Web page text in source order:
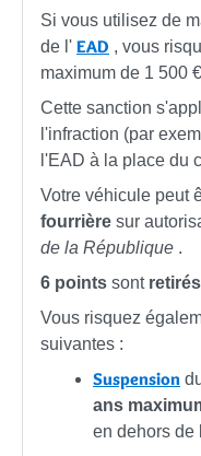
Si vous utilisez de
de l' EAD , vous
maximum de 1 500 €
Cette sanction
l'infraction (par
l'EAD à la place du
Votre véhicule peut
fourrière sur
de la République .
6 points sont retirés
Vous risquez
suivantes :
Suspension
ans
en dehors de